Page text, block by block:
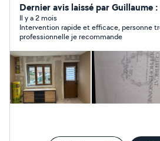
chantier propre chaque jour et en
présentation
Dernier avis laissé par Guillaume
Il y a 2 mois
Intervention rapide et efficace, personne
professionnelle je recommande